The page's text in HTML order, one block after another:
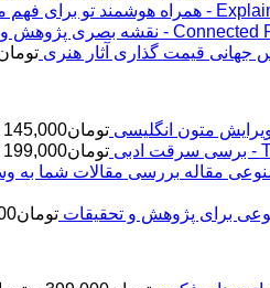
تومان145,000
تومان199,000
تومان